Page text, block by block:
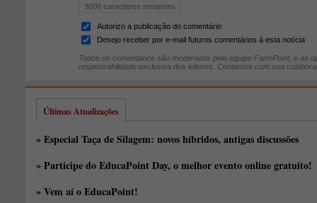
3000 caracteres restantes
Autorizo a publicação do comentário
Desejo receber por e-mail futuros comentários à esta notícia
Todos os comentários são moderados pela equipe FarmPoint, e as
responsabilidade exclusiva dos leitores. Contamos com sua
Últimas Atualizações
» Especial Taça de Silagem: novos híbridos, antigas discussões
» Participe do EducaPoint Day, o melhor evento online gratuito!
» Vem aí o EducaPoint!